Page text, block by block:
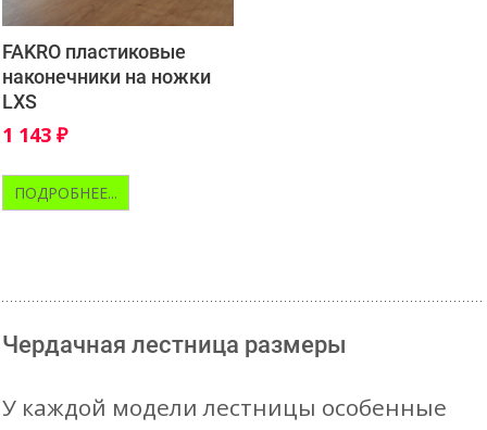
FAKRO пластиковые
наконечники на ножки
LXS
1 143 ₽
ПОДРОБНЕЕ...
Чердачная лестница размеры
У каждой модели лестницы особенные